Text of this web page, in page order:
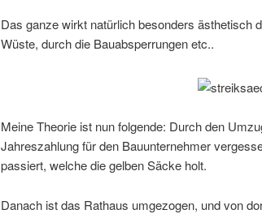
Das ganze wirkt natürlich besonders ästhetisch
Wüste, durch die Bauabsperrungen etc..
Meine Theorie ist nun folgende: Durch den
Jahreszahlung für den Bauunternehmer
passiert, welche die gelben Säcke holt.
Danach ist das Rathaus umgezogen, und von